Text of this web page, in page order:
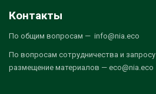
Контакты
По общим вопросам — info@nia.eco
По вопросам сотрудничества и запросу
размещение материалов — eco@nia.eco